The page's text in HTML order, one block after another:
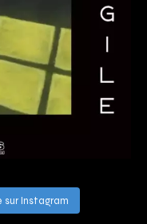
sur Instagram